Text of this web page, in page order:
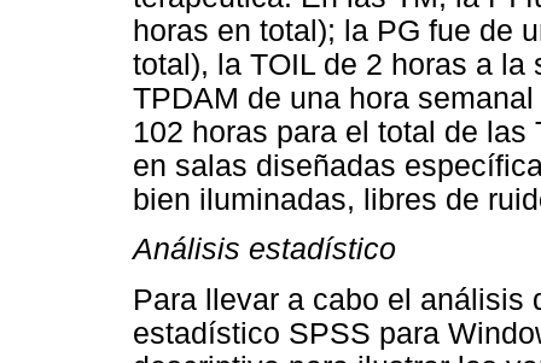
horas en total); la PG fue de
total), la TOIL de 2 horas a
TPDAM de una hora
102 horas para el total de
en salas diseñadas
bien iluminadas, libres de
Análisis estadístico
Para llevar a cabo el análisis
estadístico SPSS para